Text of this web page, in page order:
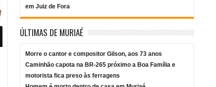
em Juiz de Fora
ÚLTIMAS DE MURIAÉ
Morre o cantor e compositor Gilson, aos 73 anos
Caminhão capota na BR-265 próximo a Boa Família e
motorista fica preso às ferragens